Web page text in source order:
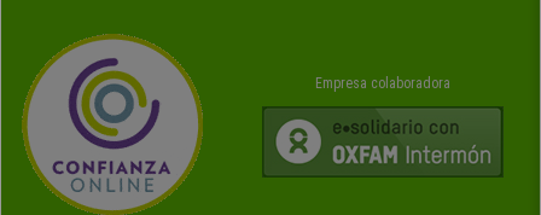
Empresa colaboradora